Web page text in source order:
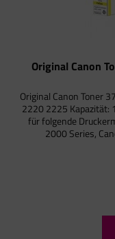
Original Canon
Original Canon Toner
2220 2225 Kapazität:
für folgende
2000 Series,